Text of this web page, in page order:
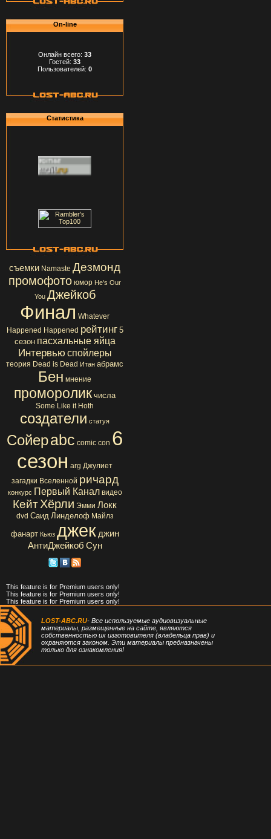
On-line
Онлайн всего: 33
Гостей: 33
Пользователей: 0
Статистика
съемки Namaste Дезмонд
промофото юмор He's Our
You Джейкоб
Финал Whatever
Happened Happened рейтинг 5
сезон пасхальные яйца
Интервью спойлеры
теория Dead is Dead Итан абрамс
Бен мнение
проморолик числа
Some Like it Hoth
создатели статуя
Сойерabc comic con 6
сезон arg Джулиет
загадки Вселенной ричард
конкурс Первый Канал видео
КейтХёрли Эмми Локк
dvd Саид Линделоф Майлз
фанарт Кьюз джек джин
АнтиДжейкоб Сун
This feature is for Premium users only!
This feature is for Premium users only!
This feature is for Premium users only!
LOST-ABC.RU- Все используемые аудиовизуальные
материалы, размещенные на сайте, являются
собственностью их изготовителя (владельца прав) и
охраняются законом. Эти материалы предназначены
только для ознакомления!